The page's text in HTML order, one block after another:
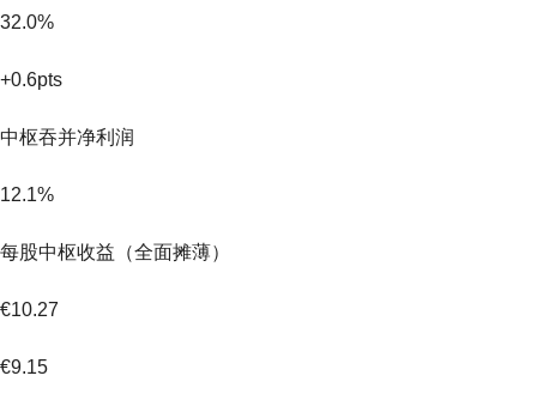
32.0%
+0.6pts
中枢吞并净利润
12.1%
每股中枢收益（全面摊薄）
€10.27
€9.15